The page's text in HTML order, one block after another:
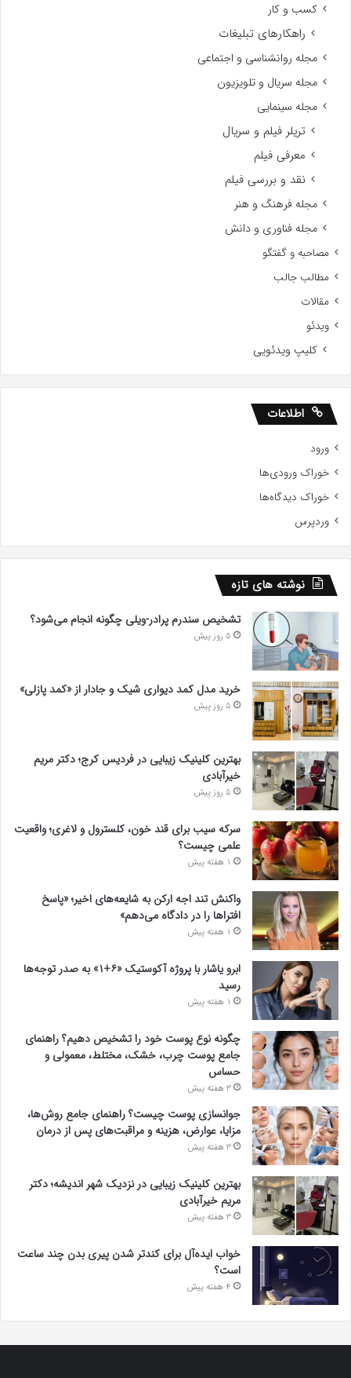
کسب و کار
راهکارهای تبلیغات
مجله روانشناسی و اجتماعی
مجله سریال و تلویزیون
مجله سینمایی
تریلر فیلم و سریال
معرفی فیلم
نقد و بررسی فیلم
مجله فرهنگ و هنر
مجله فناوری و دانش
مصاحبه و گفتگو
مطالب جالب
مقالات
ویدئو
کلیپ ویدئویی
اطلاعات
ورود
خوراک ورودی‌ها
خوراک دیدگاه‌ها
وردپرس
نوشته های تازه
تشخیص سندرم پرادر-ویلی چگونه انجام می‌شود؟
5 روز پیش
خرید مدل کمد دیواری شیک و جادار از «کمد پازلی»
5 روز پیش
بهترین کلینیک زیبایی در فردیس کرج؛ دکتر مریم
خیرآبادی
5 روز پیش
سرکه سیب برای قند خون، کلسترول و لاغری؛ واقعیت
علمی چیست؟
1 هفته پیش
واکنش تند اجه ارکن به شایعه‌های اخیر؛ «پاسخ
افتراها را در دادگاه می‌دهم»
1 هفته پیش
ابرو یاشار با پروژه آکوستیک «۶+۱» به صدر توجه‌ها
رسید
1 هفته پیش
چگونه نوع پوست خود را تشخیص دهیم؟ راهنمای
جامع پوست چرب، خشک، مختلط، معمولی و
حساس
3 هفته پیش
جوانسازی پوست چیست؟ راهنمای جامع روش‌ها،
مزایا، عوارض، هزینه و مراقبت‌های پس از درمان
3 هفته پیش
بهترین کلینیک زیبایی در نزدیک شهر اندیشه؛ دکتر
مریم خیرآبادی
3 هفته پیش
خواب ایده‌آل برای کندتر شدن پیری بدن چند ساعت
است؟
4 هفته پیش